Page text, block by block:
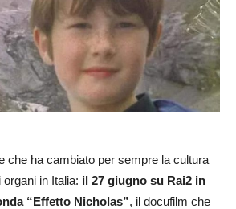
che ha cambiato per sempre la cultura
in Italia: il 27 giugno su Rai2 in
“Effetto Nicholas”, il docufilm che